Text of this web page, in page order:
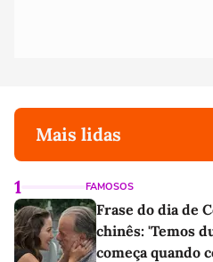
Mais lidas
1 FAMOSOS
Frase do dia de
chinês: 'Temos
começa quando